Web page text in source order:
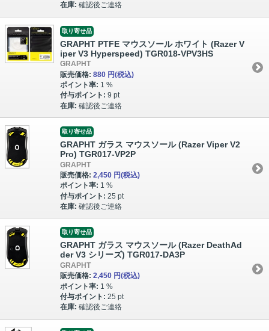
在庫: 確認後ご連絡
取り寄せ品
GRAPHT PTFE マウスソール ホワイト (Razer V
iper V3 Hyperspeed) TGR018-VPV3HS
GRAPHT
販売価格: 880 円(税込)
ポイント率: 1 %
付与ポイント: 9 pt
在庫: 確認後ご連絡
取り寄せ品
GRAPHT ガラス マウスソール (Razer Viper V2
Pro) TGR017-VP2P
GRAPHT
販売価格: 2,450 円(税込)
ポイント率: 1 %
付与ポイント: 25 pt
在庫: 確認後ご連絡
取り寄せ品
GRAPHT ガラス マウスソール (Razer DeathAd
der V3 シリーズ) TGR017-DA3P
GRAPHT
販売価格: 2,450 円(税込)
ポイント率: 1 %
付与ポイント: 25 pt
在庫: 確認後ご連絡